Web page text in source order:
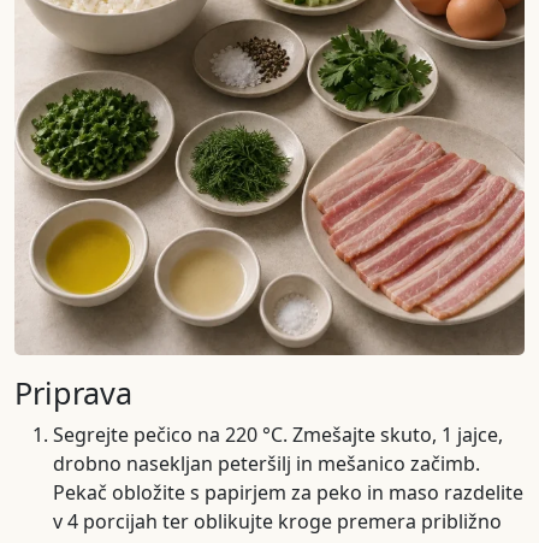
Priprava
Segrejte pečico na 220 °C. Zmešajte skuto, 1 jajce,
drobno nasekljan peteršilj in mešanico začimb.
Pekač obložite s papirjem za peko in maso razdelite
v 4 porcijah ter oblikujte kroge premera približno